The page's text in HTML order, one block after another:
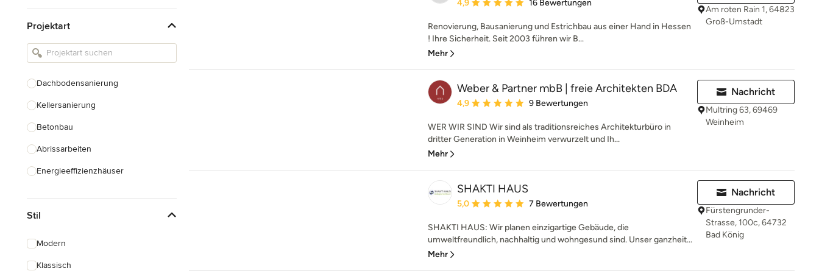
Landschaftsarchitekten
Armaturen & Sanitärbedarf
Projektart
Dachbodensanierung
Kellersanierung
Betonbau
Abrissarbeiten
Energieeffizienzhäuser
Garagenbau
Stil
Modern
Klassisch
4,9 16 Bewertungen
Renovierung, Bausanierung und Estrichbau aus einer Hand in Hessen
! Ihre Sicherheit. Seit 2003 führen wir B...
Mehr
Am roten Rain 1, 64823
Groß-Umstadt
Weber & Partner mbB | freie Architekten BDA
Durchschnittliche Bewertung: 4.9 von 5 Sternen
4,9 9 Bewertungen
WER WIR SIND Wir sind als traditionsreiches Architekturbüro in
dritter Generation in Weinheim verwurzelt und Ih...
Mehr
Nachricht
Multring 63, 69469
Weinheim
SHAKTI HAUS
Durchschnittliche Bewertung: 5 von 5 Sternen
5,0 7 Bewertungen
SHAKTI HAUS: Wir planen einzigartige Gebäude, die
umweltfreundlich, nachhaltig und wohngesund sind. Unser ganzheit...
Mehr
Nachricht
Fürstengrunder-
Strasse, 100c, 64732
Bad König